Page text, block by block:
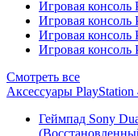
Игровая консоль
Игровая консоль
Игровая консоль
Игровая консоль
Смотреть все
Аксессуары PlayStation
Геймпад Sony